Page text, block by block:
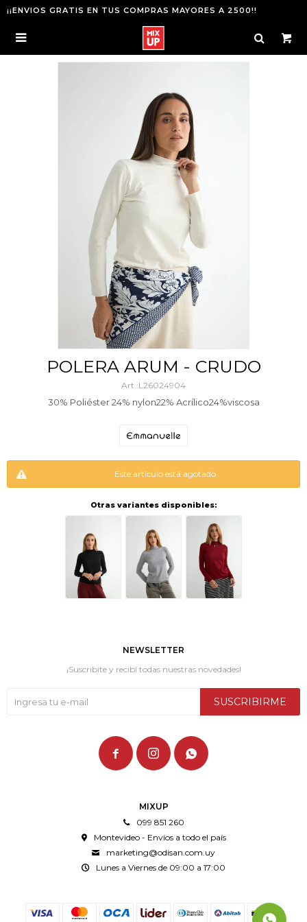
¡¡ENVIOS GRATIS EN TUS COMPRAS MAYORES A 2500!!

POLERA ARUM - CRUDO
L26024904
30% Poliéster 24% nylon22% Acrílico24%viscosa
Este artículo está agotado.
Otras variantes disponibles:
MIXUP
099 851 260
Montevideo - Envíos a todo el país
marketing@odisan.com.uy
Lunes a Viernes de 09:00 a 17:00
NEWSLETTER
¡Suscribite y recibí todas nuestras novedades!
SUSCRIBIRME
  